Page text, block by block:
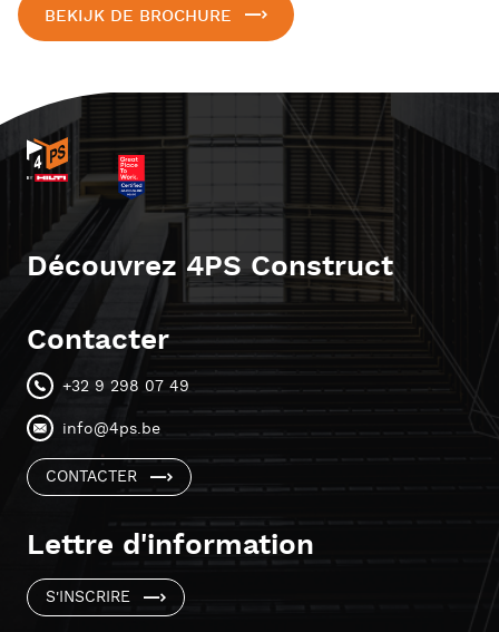
BEKIJK DE BROCHURE
Découvrez 4PS Construct
Contacter
+32 9 298 07 49
info@4ps.be
CONTACTER
Lettre d'information
S'INSCRIRE